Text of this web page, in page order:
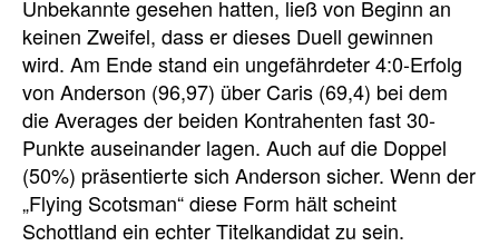
Unbekannte gesehen hatten, ließ von Beginn an
keinen Zweifel, dass er dieses Duell gewinnen
wird. Am Ende stand ein ungefährdeter 4:0-Erfolg
von Anderson (96,97) über Caris (69,4) bei dem
die Averages der beiden Kontrahenten fast 30-
Punkte auseinander lagen. Auch auf die Doppel
(50%) präsentierte sich Anderson sicher. Wenn der
„Flying Scotsman“ diese Form hält scheint
Schottland ein echter Titelkandidat zu sein.